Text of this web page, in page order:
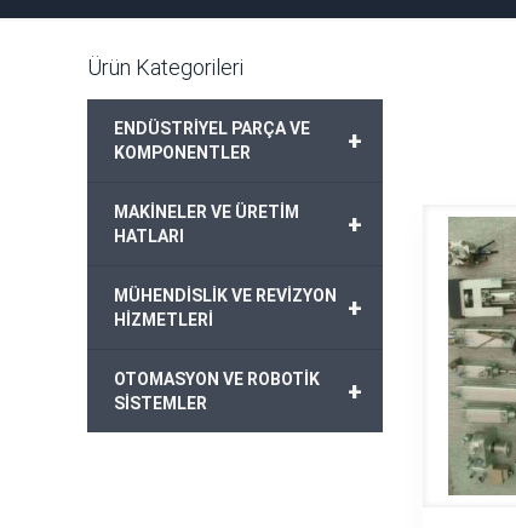
Ürün Kategorileri
+
ENDÜSTRİYEL PARÇA VE
KOMPONENTLER
+
MAKİNELER VE ÜRETİM
HATLARI
+
MÜHENDİSLİK VE REVİZYON
HİZMETLERİ
+
OTOMASYON VE ROBOTİK
SİSTEMLER